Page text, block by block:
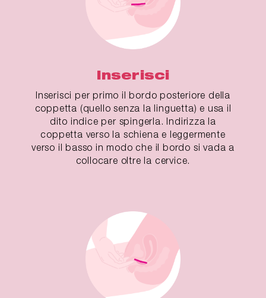
Inserisci
Inserisci per primo il bordo posteriore della
coppetta (quello senza la linguetta) e usa il
dito indice per spingerla. Indirizza la
coppetta verso la schiena e leggermente
verso il basso in modo che il bordo si vada a
collocare oltre la cervice.